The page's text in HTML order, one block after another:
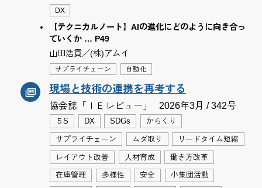
DX
【テクニカルノート】AIの進化にどのように向き合っ
ていくか … P49
山田浩貢／(株)アムイ
サプライチェーン 自動化
現場と技術の連携を再考する
協会誌「ＩＥレビュー」 2026年3月 / 342号
５S DX SDGs からくり
サプライチェーン ムダ取り リードタイム短縮
レイアウト改善 人材育成 働き方改革
在庫管理 多様性 安全 小集団活動